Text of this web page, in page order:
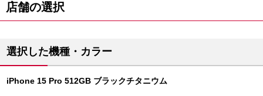
店舗の選択
選択した機種・カラー
iPhone 15 Pro 512GB ブラックチタニウム